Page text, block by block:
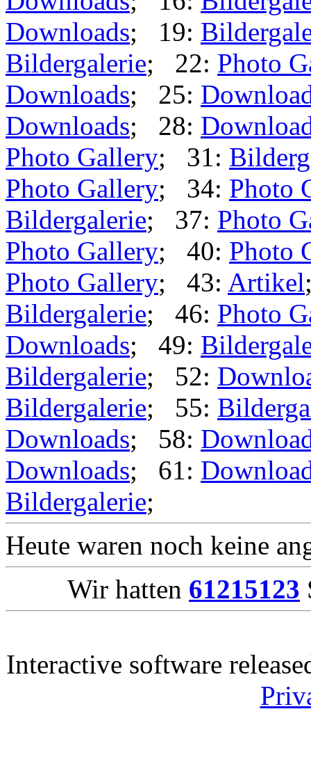
Downloads; 19:
Bildergalerie; 22: Photo
Downloads; 25:
Downloads; 28:
Photo Gallery; 31:
Photo Gallery; 34: Photo
Bildergalerie; 37: Photo
Photo Gallery; 40: Photo
Photo Gallery; 43: Artikel
Bildergalerie; 46: Photo
Downloads; 49:
Bildergalerie; 52:
Bildergalerie; 55:
Downloads; 58:
Downloads; 61:
Bildergalerie;
Heute waren noch keine
Wir hatten 61215123
Interactive software